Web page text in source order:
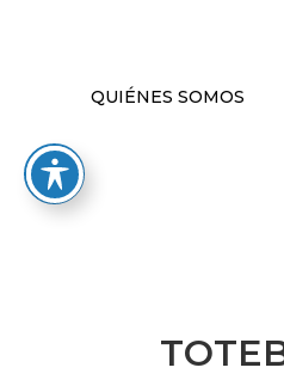
QUIÉNES SOMOS